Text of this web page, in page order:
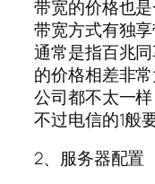
带宽的价格也
带宽方式有独
通常是指百兆
的价格相差非
公司都不太一
不过电信的1般
2、服务器配置